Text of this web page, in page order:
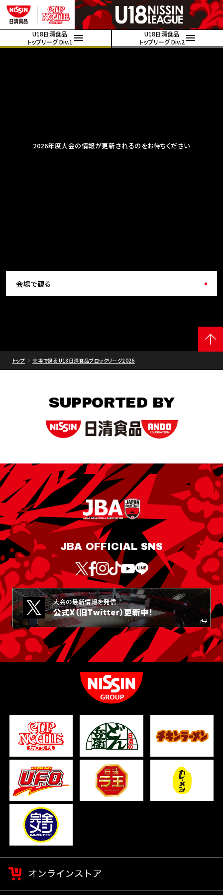
U18日清食品
トップリーグ Div.1
U18日清食品
トップリーグ Div.2
2026年度大会の情報が更新されるのをお待ちください
会場で観る
トップ 会場で観る U18日清食品ブロックリーグ2026
SUPPORTED BY
JBA OFFICIAL SNS